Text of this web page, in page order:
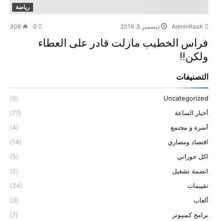
رياضة
ديسمبر 5, 2019 308
فراس الخطيب مازلت قادر على العطاء
ولكن!!
التصنيفات
Uncategorized
(6)
أخبار الساعة
(77)
أسرة و مجتمع
(4)
اقتصاد ومصاري
(14)
اكل حوراني
(5)
انضمة تشغيل
(2)
تقييمات
(24)
ألعاب
(3)
برامج كمبيوتر
(7)